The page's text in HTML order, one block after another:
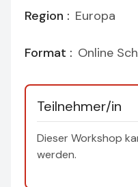
Region : Europa
Format : Online
Teilnehmer/in
Dieser Workshop
werden.